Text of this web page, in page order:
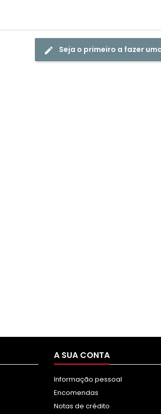
Seja o primeiro a fazer
A SUA CONTA
Informação pessoal
Encomendas
Notas de crédito